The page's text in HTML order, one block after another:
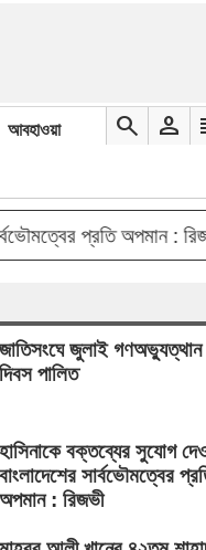
আবহাওয়া search person
প্রতি অপমান : রিজভী
জাতিসংঘে জুলাই গণঅভ্যুত্থান
দিবস পালিত
হাসিনাকে বক্তব্যের সুযোগ
বাংলাদেশের সার্বভৌমত্বের
অপমান : রিজভী